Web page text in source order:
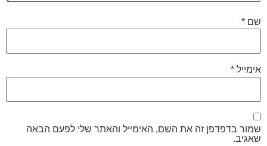
שם *
אימייל *
שמור בדפדפן זה את השם, האימייל והאתר שלי לפעם הבאה
שאגיב.